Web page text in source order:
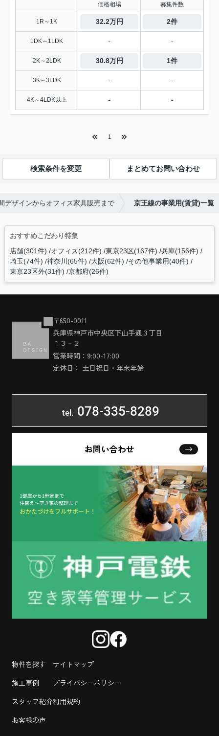
価格相場 募集件数
1R～1K 32.2万円 2件
1DK～1LDK - -
2K～2LDK 30.8万円 1件
3K～3LDK - -
4K～4LDK以上 - -
1
検索条件を変更 まとめてお問い合わせ
デザインからオフィス家具販売まで 京王線の事業用(賃貸)一覧
おすすめこだわり特集
店舗(301件) オフィス(212件) 東京23区(167件) 兵庫(156件)
埼玉(74件) 神奈川(65件) 大阪(62件) その他事業用(40件)
東京23区外(31件) 京都府(26件)
〒650-0011
兵庫県神戸市中央区下山手通３丁目
１３－２
営業時間：9:00-17:00
定休日： 土日祝日・年末年始
tel. 078-335-8289
お問い合わせ
物件を探す
施工事例
スタッフ紹介
お客様の声
サイトマップ
プライバシーポリシー
利用規約